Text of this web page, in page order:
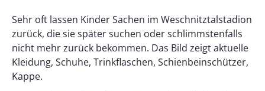
Sehr oft lassen Kinder Sachen im Weschnitztalstadion
zurück, die sie später suchen oder schlimmstenfalls
nicht mehr zurück bekommen. Das Bild zeigt aktuelle
Kleidung, Schuhe, Trinkflaschen, Schienbeinschützer,
Kappe.